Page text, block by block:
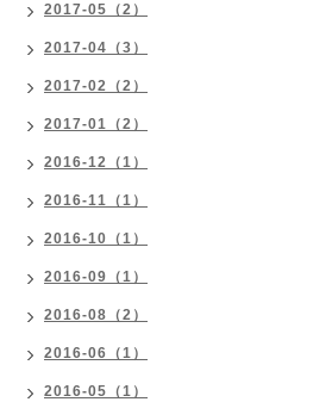
2017-05（2）
2017-04（3）
2017-02（2）
2017-01（2）
2016-12（1）
2016-11（1）
2016-10（1）
2016-09（1）
2016-08（2）
2016-06（1）
2016-05（1）